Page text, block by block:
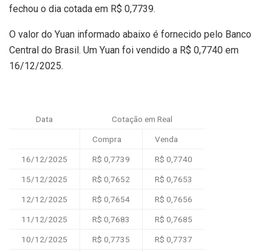
fechou o dia cotada em R$ 0,7739.
O valor do Yuan informado abaixo é fornecido pelo Banco
Central do Brasil. Um Yuan foi vendido a R$ 0,7740 em
16/12/2025.
Data Cotação em Real
Compra Venda
16/12/2025 R$ 0,7739 R$ 0,7740
15/12/2025 R$ 0,7652 R$ 0,7653
12/12/2025 R$ 0,7654 R$ 0,7656
11/12/2025 R$ 0,7683 R$ 0,7685
10/12/2025 R$ 0,7735 R$ 0,7737